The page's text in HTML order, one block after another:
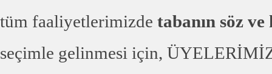
tüm faaliyetlerimizde tabanın söz
seçimle gelinmesi için,